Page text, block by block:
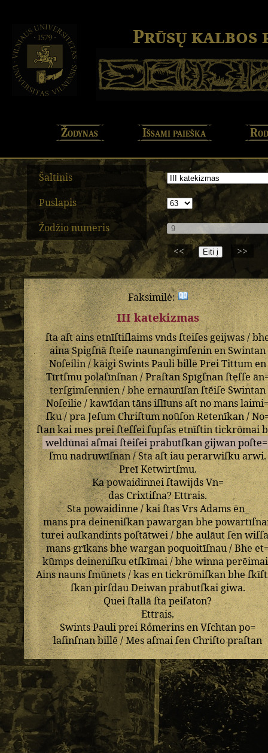
Prūsų kalbos
Žodynas Išsami paieška
Šaltinis
Puslapis
Žodžio numeris
<<
>>
Faksimilė:
III katekizmas
ſtaaſtainsetnīſtiſlaimsvnds ſteiſesgeijwas/
ainaSpigſnāſteiſenaunangimſeninen Swintan
Noſeilin/kāigiSwintsPauli billē PreiTittumen
Tīrtſmupolaſīnſnan/PraſtanSpīgſnanſteſſe
terſgimſennien/bheernaunīſanſtēiſe Swintan
Noſeilie/kawīdan tānsiſlīunsaſtno mans
ſku/praJeſumChriſtumnoūſonRetenīkan/
ſtankaimespreiſteſſeiſupſasetnīſtin tickrōmai
weldūnaiaſmaiſtēiſeiprābutſkan gijwanpoſte=
ſmunadruwīſnan/Staaſtiauperarwiſku arwi.
PreīKetwirtſmu.
KapowaidinneiſtawijdsVn=
das Crixtiſna?Ettrais.
Stapowaidinne/kaiſtasVrsAdamsēn_
manspradeineniſkanpawarganbhe
tureiauſkandintspoſtātwei/bheaulāutſen
mansgrīkansbhewargan poquoitīſnau/Bhe
kūmpsdeineniſkuetſkīmai/bhe winnaperēimai
Ainsnaunsſmūnets/kasentickrōmiſkanbhe
ſkanpirſdauDeiwanprābutſkaigiwa.
Queiſtallāſta peiſaton?
Ettrais.
SwintsPaulipreiRoͤmerinsenVſchtanpo=
laſinſnanbillē/Mesaſmaiſen Chriſto praſtan